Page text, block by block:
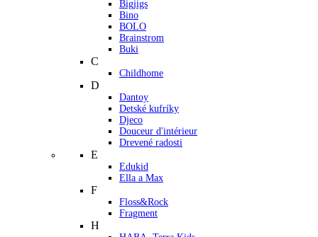
Bigjigs
Bino
BOLO
Brainstrom
Buki
C
Childhome
D
Dantoy
Detské kufríky
Djeco
Douceur d'intérieur
Drevené radosti
E
Edukid
Ella a Max
F
Floss&Rock
Fragment
H